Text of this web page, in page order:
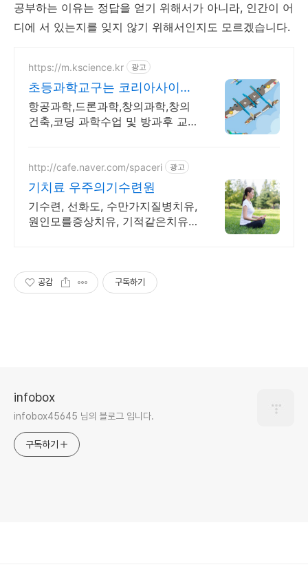
공부하는 이유는 정답을 얻기 위해서가 아니라, 인간이 어
디에 서 있는지를 잊지 않기 위해서인지도 모르겠습니다.
https://m.kscience.kr 광고
초등과학교구는 코리아사이언
스 우주,항공과학 교구
항공과학,드론과학,창의과학,창의
건축,코딩 과학수업 및 방과후 교
http://cafe.naver.com/spaceri 광고
기치료 우주의기수련원
기수련, 선화도, 수만가지질병치유,
원인모를증상치유, 기적같은치유
공감 구독하기
infobox
infobox45645 님의 블로그 입니다.
구독하기